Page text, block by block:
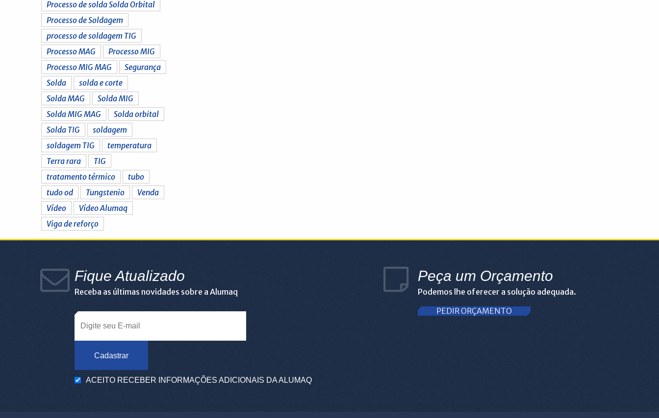
Processo de solda Solda Orbital
Processo de Soldagem
processo de soldagem TIG
Processo MAG
Processo MIG
Processo MIG MAG
Segurança
Solda
solda e corte
Solda MAG
Solda MIG
Solda MIG MAG
Solda orbital
Solda TIG
soldagem
soldagem TIG
temperatura
Terra rara
TIG
tratamento térmico
tubo
tudo od
Tungstenio
Venda
Vídeo
Vídeo Alumaq
Viga de reforço
Fique Atualizado
Receba as últimas novidades sobre a Alumaq
Cadastrar
ACEITO RECEBER INFORMAÇÕES ADICIONAIS DA ALUMAQ
Peça um Orçamento
Podemos lhe oferecer a solução adequada.
PEDIR ORÇAMENTO